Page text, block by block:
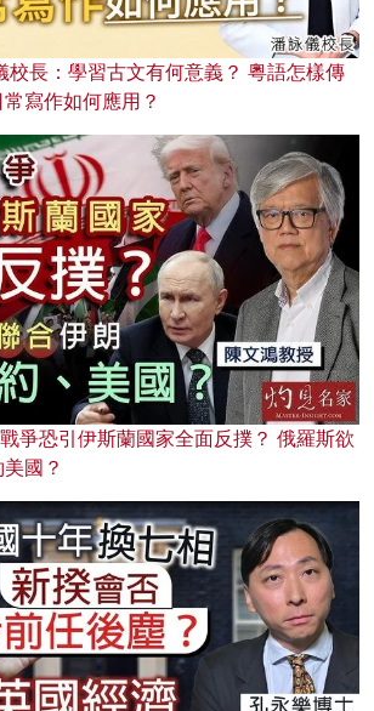
校長：學習古文有何意義？ 粵語怎樣傳
寫作如何應用？
爭恐引伊斯蘭國家全面反撲？ 俄羅斯欲
國？